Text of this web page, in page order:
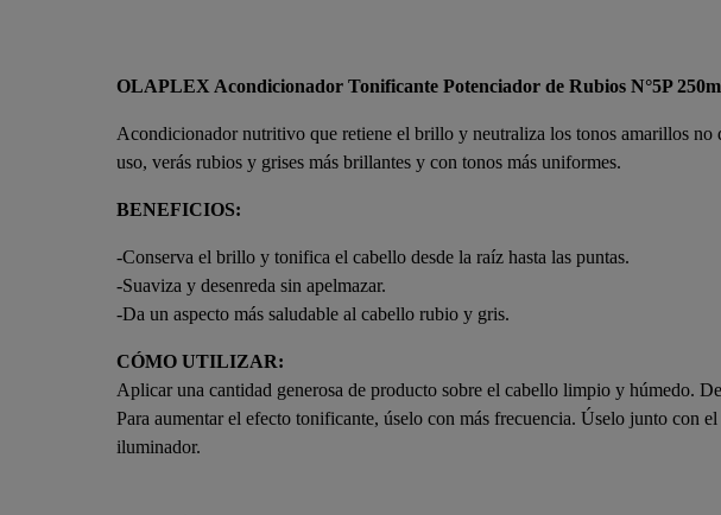
OLAPLEX Acondicionador Tonificante Potenciador de Rubios N°5P
Acondicionador nutritivo que retiene el brillo y neutraliza los tonos amarillos no
uso, verás rubios y grises más brillantes y con tonos más uniformes.
BENEFICIOS:
-Conserva el brillo y tonifica el cabello desde la raíz hasta las puntas.
-Suaviza y desenreda sin apelmazar.
-Da un aspecto más saludable al cabello rubio y gris.
CÓMO UTILIZAR:
Aplicar una cantidad generosa de producto sobre el cabello limpio y húmedo.
Para aumentar el efecto tonificante, úselo con más frecuencia. Úselo junto
iluminador.